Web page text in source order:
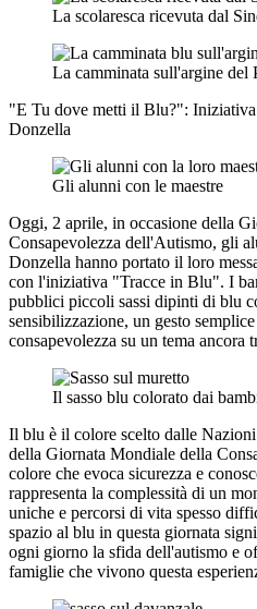
La scolaresca ricevuta dal
La camminata sull'argine del
"E Tu dove metti il Blu?":
Donzella
Gli alunni con le maestre
Oggi, 2 aprile, in occasione della
Consapevolezza dell'Autismo, gli
Donzella hanno portato il loro
con l'iniziativa "Tracce in Blu". I
pubblici piccoli sassi dipinti di blu
sensibilizzazione, un gesto
consapevolezza su un tema ancora
Il sasso blu colorato dai
Il blu è il colore scelto dalle
della Giornata Mondiale della
colore che evoca sicurezza e
rappresenta la complessità di un
uniche e percorsi di vita spesso
spazio al blu in questa giornata
ogni giorno la sfida dell'autismo e
famiglie che vivono questa